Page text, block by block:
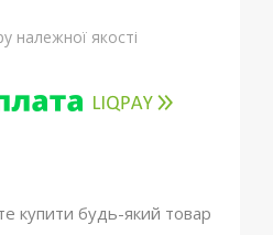
належної якості
купити будь-який товар